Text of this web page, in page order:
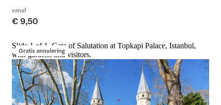
vanaf
€ 9,50
Gratis annulering
Slide 1 of 1, Gate of Salutation at Topkapi Palace, Istanbul,
with gardens and visitors.